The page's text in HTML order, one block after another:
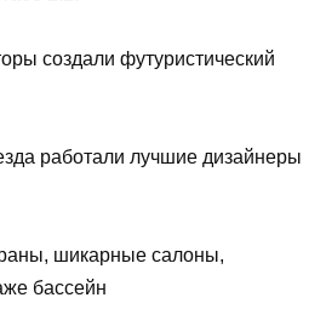
создали футуристический
работали лучшие дизайнеры
шикарные салоны,
бассейн